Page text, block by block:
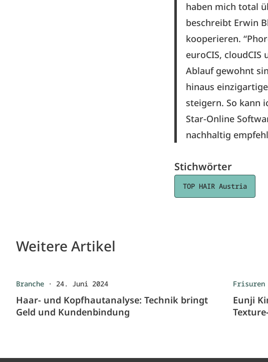
haben mich total
beschreibt Erwin
kooperieren.
euroCIS,
Ablauf gewohnt
hinaus
steigern. So kann
Star-Online
nachhaltig
Stichwörter
TOP HAIR Austria
Weitere Artikel
Branche · 24. Juni 2024
Haar- und Kopfhautanalyse: Technik bringt
Geld und Kundenbindung
Frisuren
Eunji